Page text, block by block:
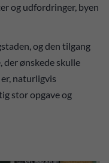
og udfordringer, byen
og den tilgang
der ønskede skulle
naturligvis
stor opgave og